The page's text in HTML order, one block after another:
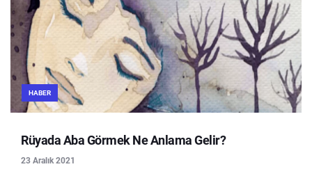
HABER
Rüyada Aba Görmek Ne Anlama Gelir?
23 Aralık 2021